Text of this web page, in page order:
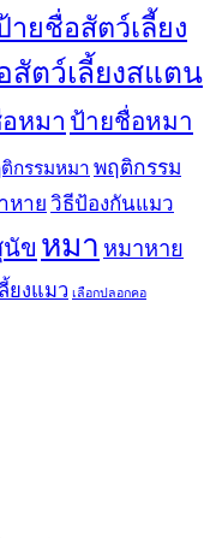
ายชื่อสัตว์เลี้ยง
สัตว์เลี้ยงสแตน
หมา ป้ายชื่อหมา
กรรมหมา พฤติกรรม
หายวิธีป้องกันแมว
นัข หมา หมาหาย
ยงแมว เลือกปลอกคอ